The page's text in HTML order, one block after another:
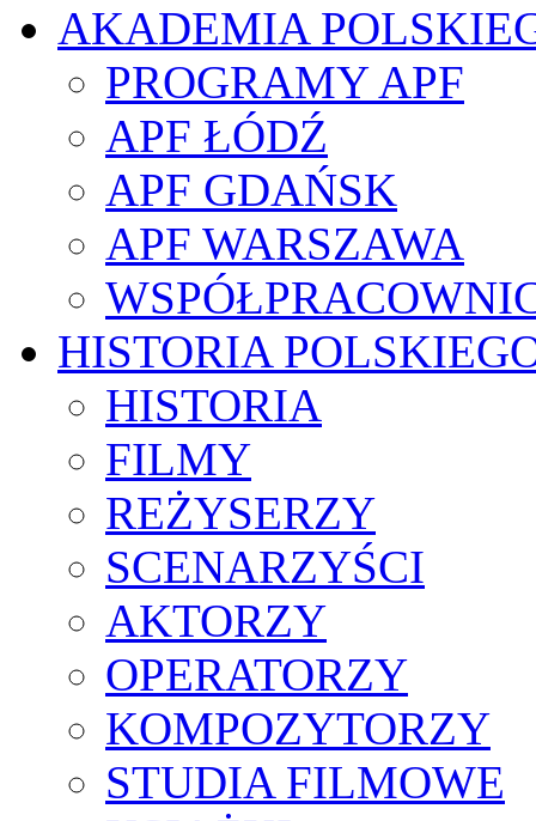
AKADEMIA
PROGRAMY APF
APF ŁÓDŹ
APF GDAŃSK
APF WARSZAWA
HISTORIA
HISTORIA
FILMY
REŻYSERZY
SCENARZYŚCI
AKTORZY
OPERATORZY
KOMPOZYTORZY
STUDIA FILMOWE